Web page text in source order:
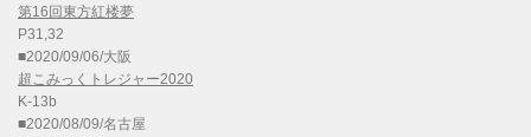
第16回東方紅楼夢
P31,32
■2020/09/06/大阪
超こみっくトレジャー2020
K-13b
■2020/08/09/名古屋